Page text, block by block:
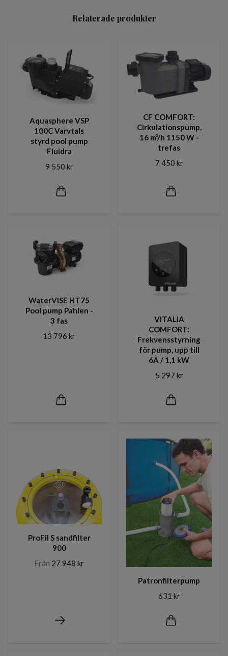
Relaterade produkter
Aquasphere VSP
100C Varvtals
styrd pool pump
Fluidra
9 550 kr
CF COMFORT:
Cirkulationspump,
16 m³/h 1150 W -
trefas
7 450 kr
WaterVISE HT75
Pool pump Pahlen -
3 fas
13 796 kr
VITALIA
COMFORT:
Frekvensstyrning
för pump, upp till
6A / 1,1 kW
5 297 kr
ProFil S sandfilter
900
Från 27 948 kr
Patronfilterpump
631 kr